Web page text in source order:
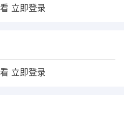
立即登录
立即登录